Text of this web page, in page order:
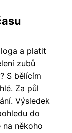
a platit
zubů
S bělícím
Za půl
Výsledek
do
na někoho